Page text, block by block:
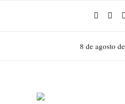
8 de agosto